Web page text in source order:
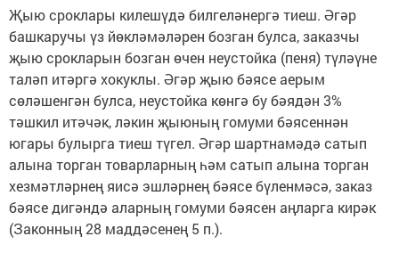
Җыю сроклары килешүдә билгеләнергә тиеш. Әгәр
башкаручы үз йөкләмәләрен бозган булса, заказчы
җыю срокларын бозган өчен неустойка (пеня) түләүне
таләп итәргә хокуклы. Әгәр җыю бәясе аерым
сөләшенгән булса, неустойка көнгә бу бәядән 3%
тәшкил итәчәк, ләкин җыюның гомуми бәясеннән
югары булырга тиеш түгел. Әгәр шартнамәдә сатып
алына торган товарларның һәм сатып алына торган
хезмәтләрнең яисә эшләрнең бәясе бүленмәсә, заказ
бәясе дигәндә аларның гомуми бәясен аңларга кирәк
(Законның 28 маддәсенең 5 п.).